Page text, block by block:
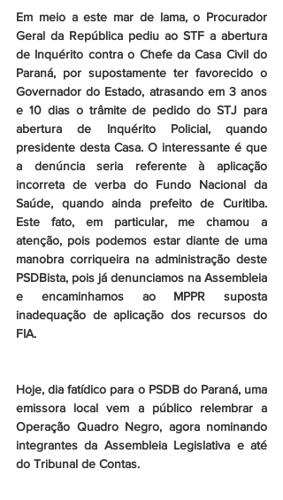
Em meio a este mar de lama, o Procurador
Geral da República pediu ao STF a abertura
de Inquérito contra o Chefe da Casa Civil do
Paraná, por supostamente ter favorecido o
Governador do Estado, atrasando em 3 anos
e 10 dias o trâmite de pedido do STJ para
abertura de Inquérito Policial, quando
presidente desta Casa. O interessante é que
a denúncia seria referente à aplicação
incorreta de verba do Fundo Nacional da
Saúde, quando ainda prefeito de Curitiba.
Este fato, em particular, me chamou a
atenção, pois podemos estar diante de uma
manobra corriqueira na administração deste
PSDBista, pois já denunciamos na Assembleia
e encaminhamos ao MPPR suposta
inadequação de aplicação dos recursos do
FIA.
Hoje, dia fatídico para o PSDB do Paraná, uma
emissora local vem a público relembrar a
Operação Quadro Negro, agora nominando
integrantes da Assembleia Legislativa e até
do Tribunal de Contas.